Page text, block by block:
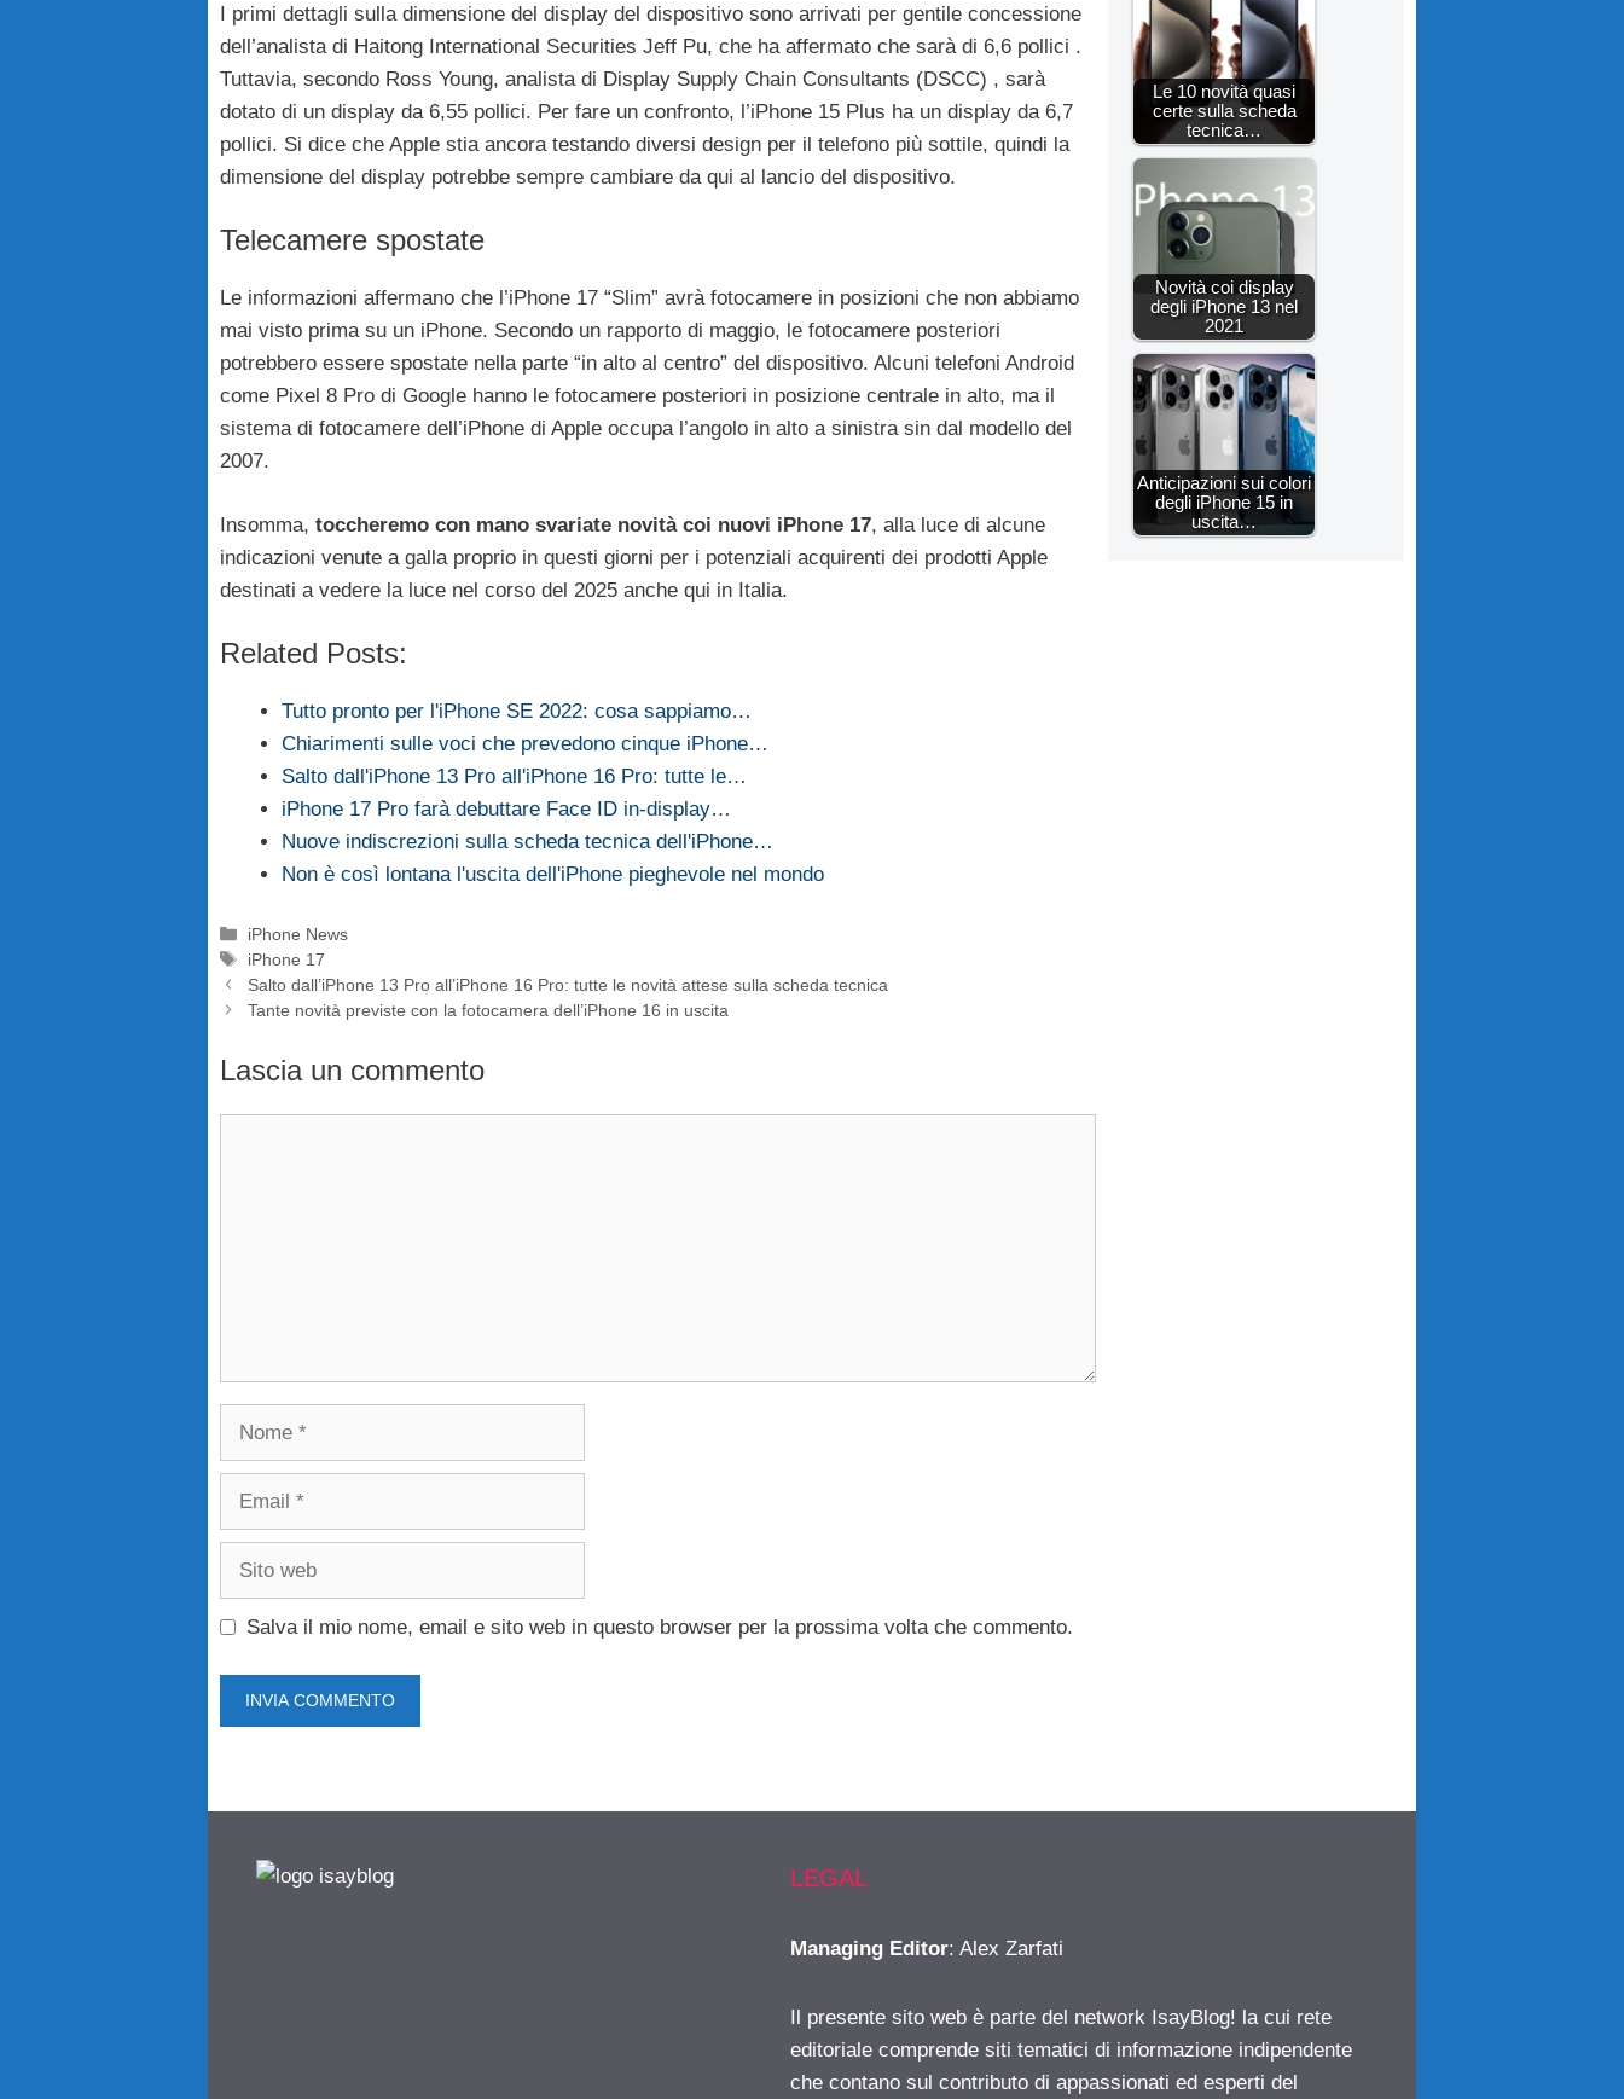
I primi dettagli sulla dimensione del display del dispositivo sono arrivati ​​per gentile concessione
dell’analista di Haitong International Securities Jeff Pu, che ha affermato che sarà di 6,6 pollici .
Tuttavia, secondo Ross Young, analista di Display Supply Chain Consultants (DSCC) , sarà
dotato di un display da 6,55 pollici. Per fare un confronto, l’iPhone 15 Plus ha un display da 6,7 ​​
pollici. Si dice che Apple stia ancora testando diversi design per il telefono più sottile, quindi la
dimensione del display potrebbe sempre cambiare da qui al lancio del dispositivo.
Telecamere spostate
Le informazioni affermano che l’iPhone 17 “Slim” avrà fotocamere in posizioni che non abbiamo
mai visto prima su un iPhone. Secondo un rapporto di maggio, le fotocamere posteriori
potrebbero essere spostate nella parte “in alto al centro” del dispositivo. Alcuni telefoni Android
come Pixel 8 Pro di Google hanno le fotocamere posteriori in posizione centrale in alto, ma il
sistema di fotocamere dell’iPhone di Apple occupa l’angolo in alto a sinistra sin dal modello del
2007.
Insomma, toccheremo con mano svariate novità coi nuovi iPhone 17, alla luce di alcune
indicazioni venute a galla proprio in questi giorni per i potenziali acquirenti dei prodotti Apple
destinati a vedere la luce nel corso del 2025 anche qui in Italia.
Related Posts:
Tutto pronto per l'iPhone SE 2022: cosa sappiamo…
Chiarimenti sulle voci che prevedono cinque iPhone…
Salto dall'iPhone 13 Pro all'iPhone 16 Pro: tutte le…
iPhone 17 Pro farà debuttare Face ID in-display…
Nuove indiscrezioni sulla scheda tecnica dell'iPhone…
Non è così lontana l'uscita dell'iPhone pieghevole nel mondo
Categorie
iPhone News
Tag
iPhone 17
Salto dall’iPhone 13 Pro all’iPhone 16 Pro: tutte le novità attese sulla scheda tecnica
Tante novità previste con la fotocamera dell’iPhone 16 in uscita
Lascia un commento
Nome
Email
Sito
Salva il mio nome, email e sito web in questo browser per la prossima volta che commento.
Le 10 novità quasi
certe sulla scheda
tecnica…
Novità coi display
degli iPhone 13 nel
2021
Anticipazioni sui colori
degli iPhone 15 in
uscita…
LEGAL
Managing Editor: Alex Zarfati
Il presente sito web è parte del network IsayBlog! la cui rete
editoriale comprende siti tematici di informazione indipendente
che contano sul contributo di appassionati ed esperti del